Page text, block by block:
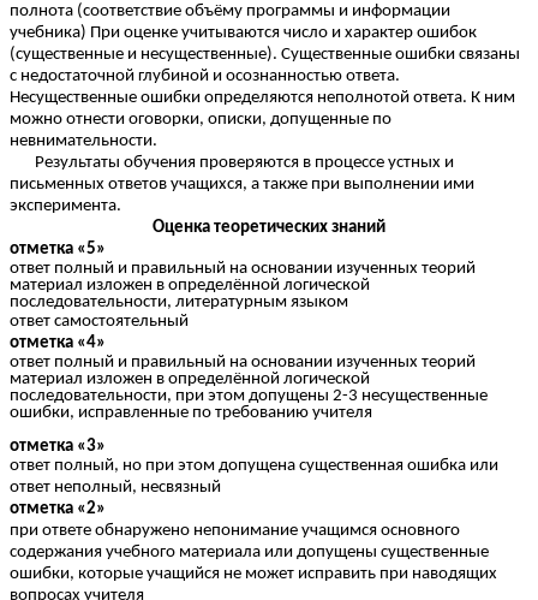
полнота (соответствие объёму программы и информации
учебника) При оценке учитываются число и характер ошибок
(существенные и несущественные). Существенные ошибки связаны
с недостаточной глубиной и осознанностью ответа.
Несущественные ошибки определяются неполнотой ответа. К ним
можно отнести оговорки, описки, допущенные по
невнимательности.
Результаты обучения проверяются в процессе устных и
письменных ответов учащихся, а также при выполнении ими
эксперимента.
Оценка теоретических знаний
отметка «5»
ответ полный и правильный на основании изученных теорий
материал изложен в определённой логической
последовательности, литературным языком
ответ самостоятельный
отметка «4»
ответ полный и правильный на основании изученных теорий
материал изложен в определённой логической
последовательности, при этом допущены 2-3 несущественные
ошибки, исправленные по требованию учителя
отметка «3»
ответ полный, но при этом допущена существенная ошибка или
ответ неполный, несвязный
отметка «2»
при ответе обнаружено непонимание учащимся основного
содержания учебного материала или допущены существенные
ошибки, которые учащийся не может исправить при наводящих
вопросах учителя